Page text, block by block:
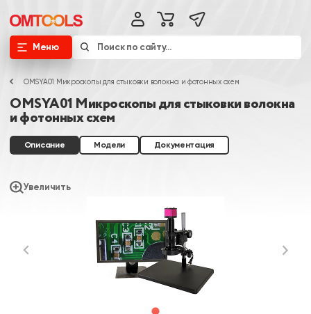
Меню
OMSYA01 Микроскопы для стыковки волокна и фотонных схем
OMSYA01 Микроскопы для стыковки волокна
и фотонных схем
Описание Модели Документация
Увеличить